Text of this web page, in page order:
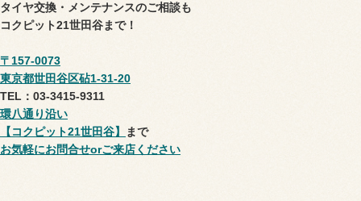
タイヤ交換・メンテナンスのご相談も
コクピット21世田谷まで！
〒157-0073
東京都世田谷区砧1-31-20
TEL：03-3415-9311
環八通り沿い
【コクピット21世田谷】
まで
お気軽にお問合せorご来店ください